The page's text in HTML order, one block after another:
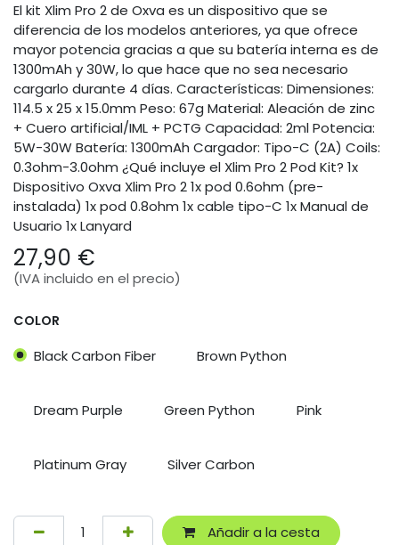
El kit Xlim Pro 2 de Oxva es un dispositivo que se
diferencia de los modelos anteriores, ya que ofrece
mayor potencia gracias a que su batería interna es de
1300mAh y 30W, lo que hace que no sea necesario
cargarlo durante 4 días. Características: Dimensiones:
114.5 x 25 x 15.0mm Peso: 67g Material: Aleación de zinc
+ Cuero artificial/IML + PCTG Capacidad: 2ml Potencia:
5W-30W Batería: 1300mAh Cargador: Tipo-C (2A) Coils:
0.3ohm-3.0ohm ¿Qué incluye el Xlim Pro 2 Pod Kit? 1x
Dispositivo Oxva Xlim Pro 2 1x pod 0.6ohm (pre-
instalada) 1x pod 0.8ohm 1x cable tipo-C 1x Manual de
Usuario 1x Lanyard
27,90 €
(IVA incluido en el precio)
COLOR
Black Carbon Fiber Brown Python
Dream Purple Green Python Pink
Platinum Gray Silver Carbon
Añadir a la cesta